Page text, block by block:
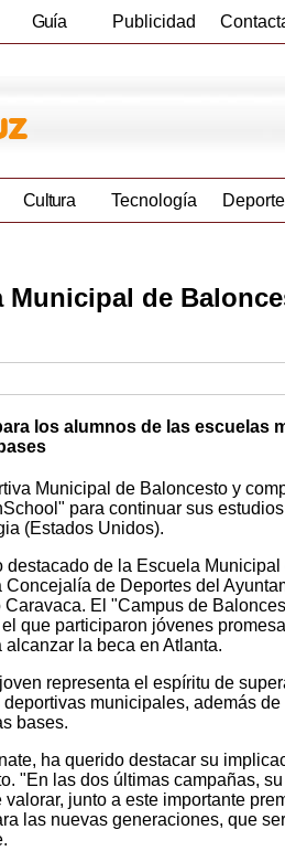
Guía Publicidad
Cultura Tecnología
Municipal de
los alumnos de las escuelas
Municipal de Baloncesto y
para continuar sus
(Estados Unidos).
destacado de la Escuela Municipal
de Deportes del
El "Campus de
que participaron jóvenes
la beca en Atlanta.
representa el espíritu de
municipales, además de
bases.
ha querido destacar su
"En las dos últimas campañas,
junto a este importante
las nuevas generaciones, que